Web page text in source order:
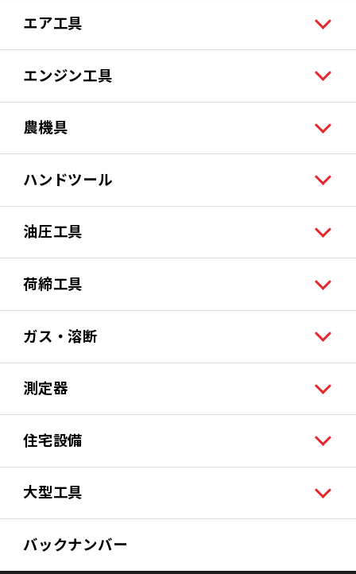
エア工具
エンジン工具
農機具
ハンドツール
油圧工具
荷締工具
ガス・溶断
測定器
住宅設備
大型工具
バックナンバー